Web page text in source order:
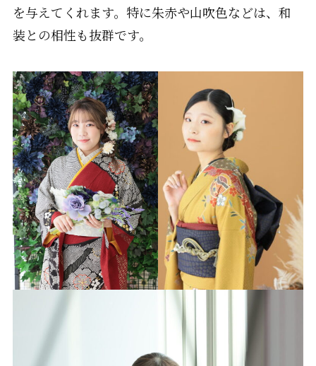
を与えてくれます。特に朱赤や山吹色などは、和
装との相性も抜群です。